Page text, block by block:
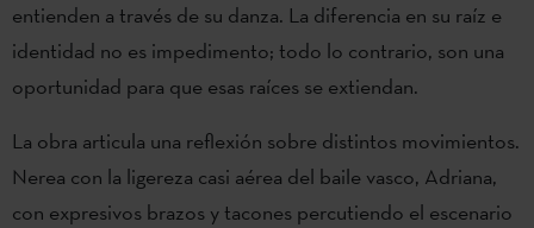
entienden a través de su danza. La diferencia en su raíz e
identidad no es impedimento; todo lo contrario, son una
oportunidad para que esas raíces se extiendan.
La obra articula una reflexión sobre distintos movimientos.
Nerea con la ligereza casi aérea del baile vasco, Adriana,
con expresivos brazos y tacones percutiendo el escenario